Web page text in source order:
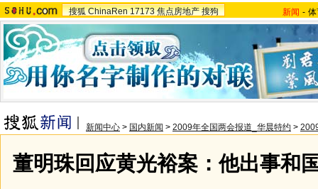
搜狐 ChinaRen 17173 焦点房地产 搜狗 新闻 -
新闻中心 > 国内新闻 > 2009年全国两会报道_华晨特约 >
董明珠回应黄光裕案：他出事和